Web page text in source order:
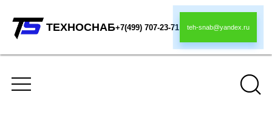
ТЕХНОСНАБ+7(499) 707-23-71 teh-snab@yandex.ru